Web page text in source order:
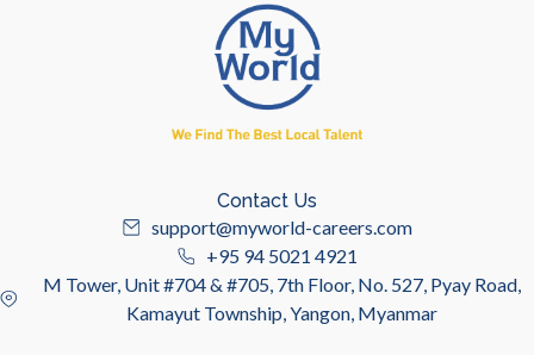
Contact Us
support@myworld-careers.com
+95 94 5021 4921
M Tower, Unit #704 & #705, 7th Floor, No. 527, Pyay Road,
Kamayut Township, Yangon, Myanmar